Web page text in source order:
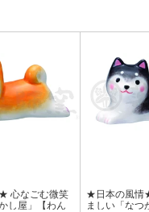
心なごむ微笑
し屋」【わん
★日本の風情
ましい「なつ